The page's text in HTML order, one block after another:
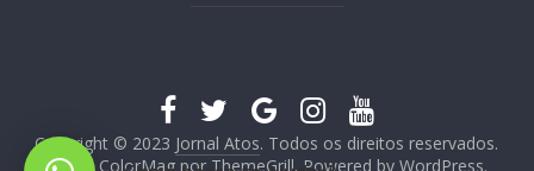
Copyright © 2023 Jornal Atos. Todos os direitos reservados.
Tema: ColorMag por ThemeGrill. Powered byWordPress.